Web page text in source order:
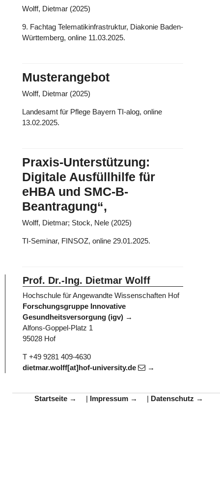
Wolff, Dietmar (2025)
9. Fachtag Telematikinfrastruktur, Diakonie Baden-
Württemberg, online 11.03.2025.
Musterangebot
Wolff, Dietmar (2025)
Landesamt für Pflege Bayern TI-alog, online
13.02.2025.
Praxis-Unterstützung:
Digitale Ausfüllhilfe für
eHBA und SMC-B-
Beantragung“,
Wolff, Dietmar; Stock, Nele (2025)
TI-Seminar, FINSOZ, online 29.01.2025.
Prof. Dr.-Ing. Dietmar Wolff
Hochschule für Angewandte Wissenschaften Hof
Forschungsgruppe Innovative
Gesundheitsversorgung (igv)
Alfons-Goppel-Platz 1
95028 Hof
T +49 9281 409-4630
dietmar.wolff[at]hof-university.de
Startseite | Impressum | Datenschutz